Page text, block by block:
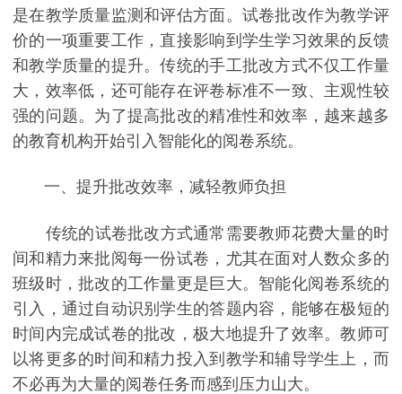
是在教学质量监测和评估方面。试卷批改作为教学评
价的一项重要工作，直接影响到学生学习效果的反馈
和教学质量的提升。传统的手工批改方式不仅工作量
大，效率低，还可能存在评卷标准不一致、主观性较
强的问题。为了提高批改的精准性和效率，越来越多
的教育机构开始引入智能化的阅卷系统。
一、提升批改效率，减轻教师负担
传统的试卷批改方式通常需要教师花费大量的时
间和精力来批阅每一份试卷，尤其在面对人数众多的
班级时，批改的工作量更是巨大。智能化阅卷系统的
引入，通过自动识别学生的答题内容，能够在极短的
时间内完成试卷的批改，极大地提升了效率。教师可
以将更多的时间和精力投入到教学和辅导学生上，而
不必再为大量的阅卷任务而感到压力山大。